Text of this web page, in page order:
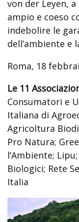
von der Leyen,
ampio e coeso
indebolire le
dell’ambiente e
Roma, 18
Le 11
Consumatori e
Italiana di
Agricoltura
Pro Natura;
l’Ambiente;
Biologici; Rete
Italia